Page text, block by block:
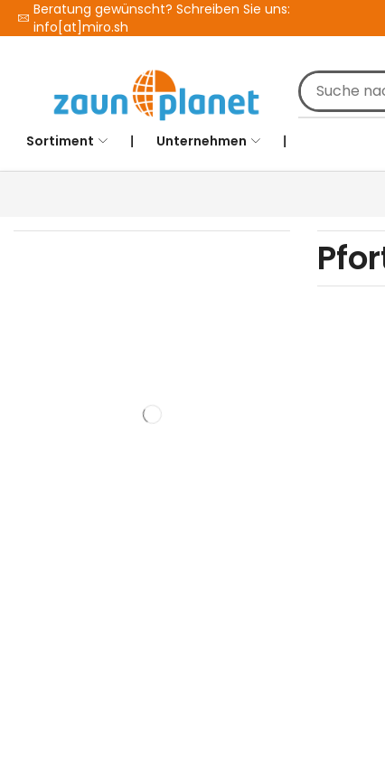
Beratung gewünscht? Schreiben Sie uns:
info[at]miro.sh
Sortiment ❘ Unternehmen ❘